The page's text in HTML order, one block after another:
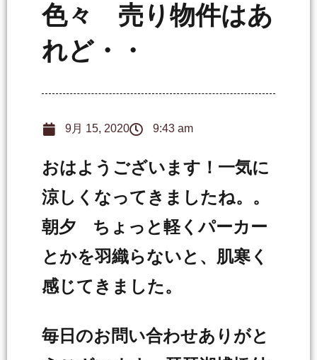
色々 売り物件はあ
れど・・
9月 15, 2020 9:43 am
おはようございます！一気に
涼しくなってきましたね。。
朝夕 ちょっと軽くパーカー
とかを羽織らないと、肌寒く
感じてきました。
毎日のお問い合わせありがと